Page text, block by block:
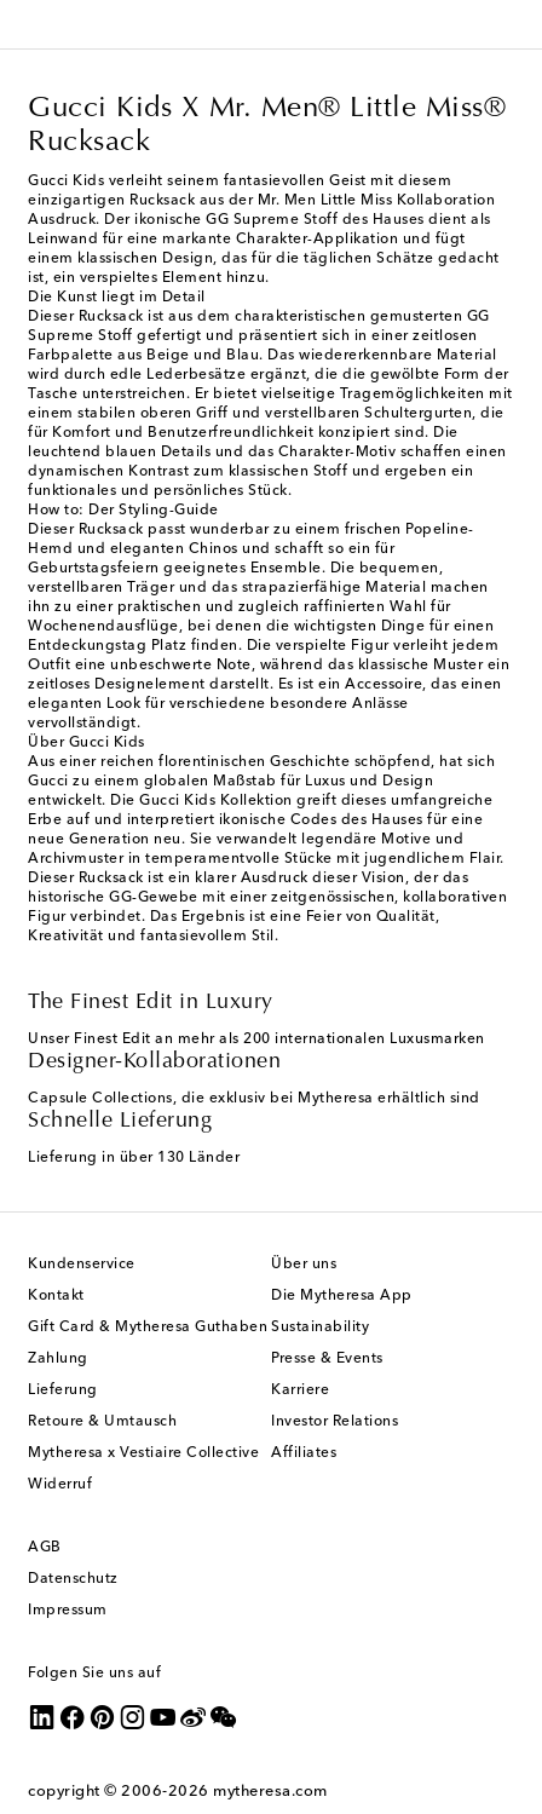
Gucci Kids X Mr. Men® Little Miss®
Rucksack
Gucci Kids verleiht seinem fantasievollen Geist mit diesem
einzigartigen Rucksack aus der Mr. Men Little Miss Kollaboration
Ausdruck. Der ikonische GG Supreme Stoff des Hauses dient als
Leinwand für eine markante Charakter-Applikation und fügt
einem klassischen Design, das für die täglichen Schätze gedacht
ist, ein verspieltes Element hinzu.
Die Kunst liegt im Detail
Dieser Rucksack ist aus dem charakteristischen gemusterten GG
Supreme Stoff gefertigt und präsentiert sich in einer zeitlosen
Farbpalette aus Beige und Blau. Das wiedererkennbare Material
wird durch edle Lederbesätze ergänzt, die die gewölbte Form der
Tasche unterstreichen. Er bietet vielseitige Tragemöglichkeiten mit
einem stabilen oberen Griff und verstellbaren Schultergurten, die
für Komfort und Benutzerfreundlichkeit konzipiert sind. Die
leuchtend blauen Details und das Charakter-Motiv schaffen einen
dynamischen Kontrast zum klassischen Stoff und ergeben ein
funktionales und persönliches Stück.
How to: Der Styling-Guide
Dieser Rucksack passt wunderbar zu einem frischen Popeline-
Hemd und eleganten Chinos und schafft so ein für
Geburtstagsfeiern geeignetes Ensemble. Die bequemen,
verstellbaren Träger und das strapazierfähige Material machen
ihn zu einer praktischen und zugleich raffinierten Wahl für
Wochenendausflüge, bei denen die wichtigsten Dinge für einen
Entdeckungstag Platz finden. Die verspielte Figur verleiht jedem
Outfit eine unbeschwerte Note, während das klassische Muster ein
zeitloses Designelement darstellt. Es ist ein Accessoire, das einen
eleganten Look für verschiedene besondere Anlässe
vervollständigt.
Über Gucci Kids
Aus einer reichen florentinischen Geschichte schöpfend, hat sich
Gucci zu einem globalen Maßstab für Luxus und Design
entwickelt. Die Gucci Kids Kollektion greift dieses umfangreiche
Erbe auf und interpretiert ikonische Codes des Hauses für eine
neue Generation neu. Sie verwandelt legendäre Motive und
Archivmuster in temperamentvolle Stücke mit jugendlichem Flair.
Dieser Rucksack ist ein klarer Ausdruck dieser Vision, der das
historische GG-Gewebe mit einer zeitgenössischen, kollaborativen
Figur verbindet. Das Ergebnis ist eine Feier von Qualität,
Kreativität und fantasievollem Stil.
The Finest Edit in Luxury
Unser Finest Edit an mehr als 200 internationalen Luxusmarken
Designer-Kollaborationen
Capsule Collections, die exklusiv bei Mytheresa erhältlich sind
Schnelle Lieferung
Lieferung in über 130 Länder
Kundenservice
Kontakt
Gift Card & Mytheresa Guthaben
Zahlung
Lieferung
Retoure & Umtausch
Mytheresa x Vestiaire Collective
Widerruf
Über uns
Die Mytheresa App
Sustainability
Presse & Events
Karriere
Investor Relations
Affiliates
AGB
Datenschutz
Impressum
Folgen Sie uns auf
copyright © 2006-2026 mytheresa.com